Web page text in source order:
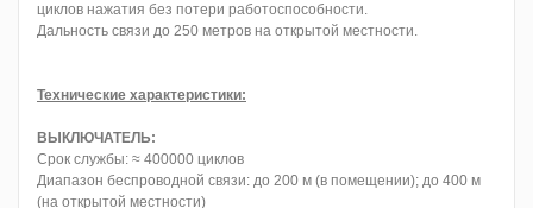
циклов нажатия без потери работоспособности.
Дальность связи до 250 метров на открытой местности.
Технические характеристики:
ВЫКЛЮЧАТЕЛЬ:
Срок службы: ≈ 400000 циклов
Диапазон беспроводной связи: до 200 м (в помещении); до 400 м
(на открытой местности)